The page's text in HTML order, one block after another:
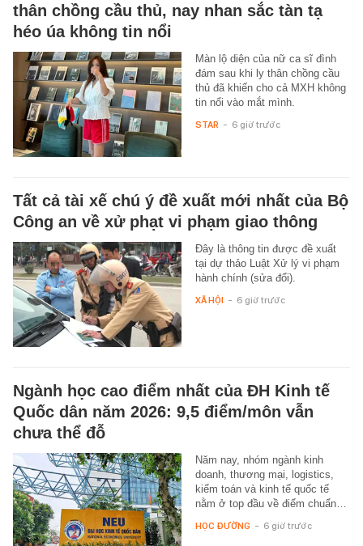
thân chồng cầu thủ, nay nhan sắc tàn tạ
héo úa không tin nổi
Màn lộ diện của nữ ca sĩ đình
đám sau khi ly thân chồng cầu
thủ đã khiến cho cả MXH không
tin nổi vào mắt mình.
STAR - 6 giờ trước
Tất cả tài xế chú ý đề xuất mới nhất của Bộ
Công an về xử phạt vi phạm giao thông
Đây là thông tin được đề xuất
tại dự thảo Luật Xử lý vi phạm
hành chính (sửa đổi).
XÃ HỘI - 6 giờ trước
Ngành học cao điểm nhất của ĐH Kinh tế
Quốc dân năm 2026: 9,5 điểm/môn vẫn
chưa thể đỗ
Năm nay, nhóm ngành kinh
doanh, thương mại, logistics,
kiểm toán và kinh tế quốc tế
nằm ở top đầu về điểm chuẩn…
HỌC ĐƯỜNG - 6 giờ trước